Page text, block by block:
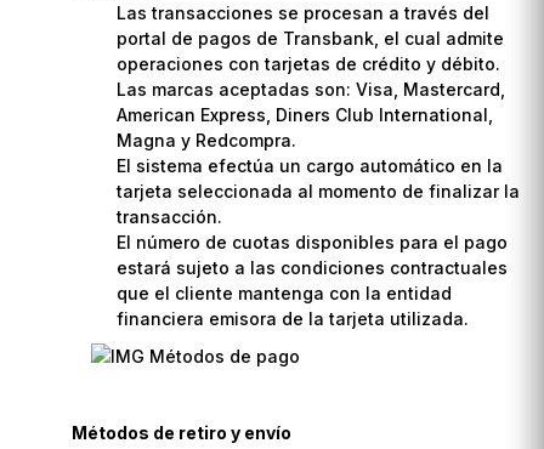
Las transacciones se procesan a través del
portal de pagos de Transbank, el cual admite
operaciones con tarjetas de crédito y débito.
Las marcas aceptadas son: Visa, Mastercard,
American Express, Diners Club International,
Magna y Redcompra.
El sistema efectúa un cargo automático en la
tarjeta seleccionada al momento de finalizar la
transacción.
El número de cuotas disponibles para el pago
estará sujeto a las condiciones contractuales
que el cliente mantenga con la entidad
financiera emisora de la tarjeta utilizada.
Métodos de retiro y envío